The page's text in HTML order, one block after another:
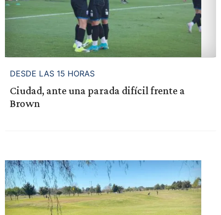
DESDE LAS 15 HORAS
Ciudad, ante una parada difícil frente a
Brown